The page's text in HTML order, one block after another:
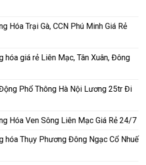
Hóa Trại Gà, CCN Phú Minh Giá Rẻ
hóa giá rẻ Liên Mạc, Tân Xuân, Đông
Phổ Thông Hà Nội Lương 25tr Đi
Hóa Ven Sông Liên Mạc Giá Rẻ 24/7
hóa Thụy Phương Đông Ngạc Cổ Nhuế